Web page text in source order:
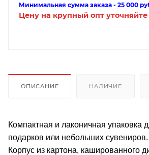
Минимальная сумма заказа - 25 000
Цену на крупный опт
ОПИСАНИЕ НАЛИЧИЕ
Компактная и лаконичная упаковка
подарков или небольших сувениров.
Корпус из картона, кашированного